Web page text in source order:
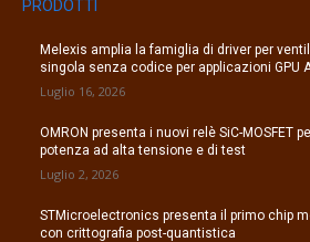
PRODOTTI
Melexis amplia la famiglia di driver per
singola senza codice per applicazioni GPU
Luglio 16, 2026
OMRON presenta i nuovi relè SiC-MOSFET
potenza ad alta tensione e di test
Luglio 2, 2026
STMicroelectronics presenta il primo chip
con crittografia post-quantistica